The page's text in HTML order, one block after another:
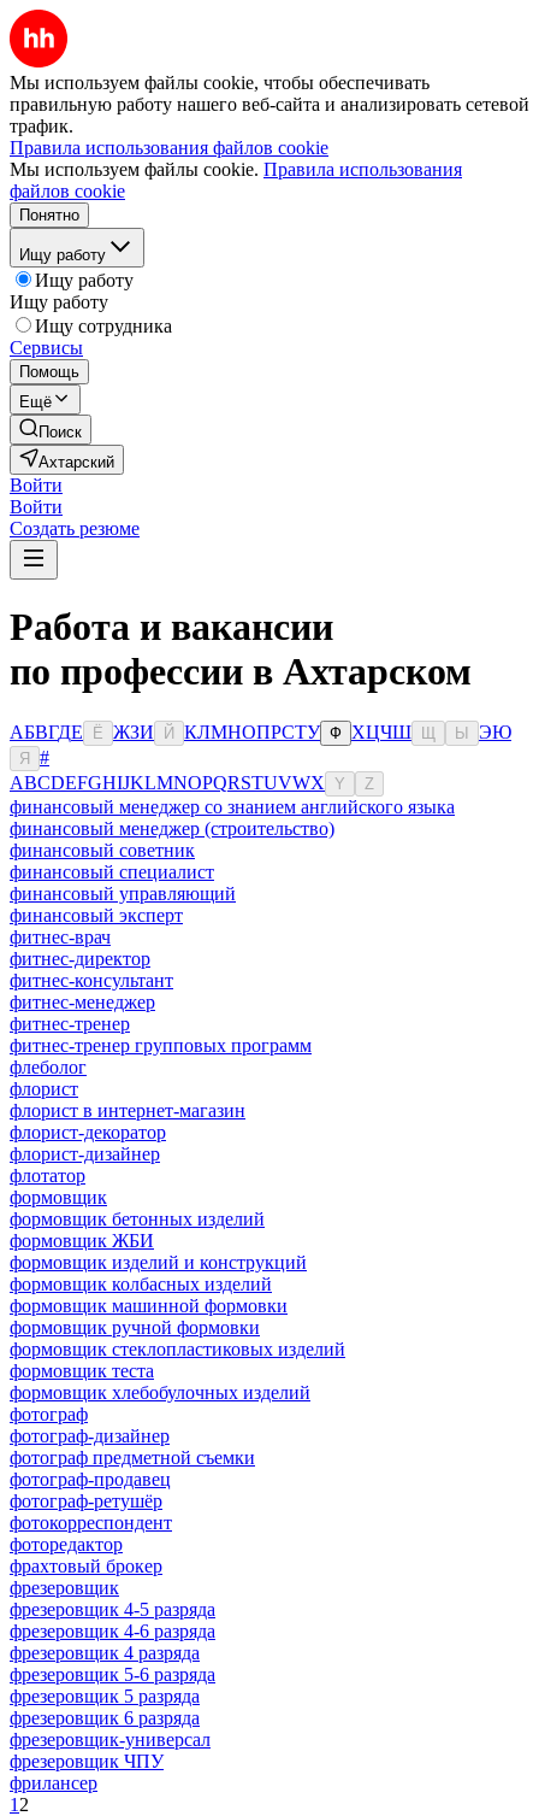
Мы используем файлы cookie, чтобы обеспечивать
правильную работу нашего веб-сайта и анализировать сетевой
трафик.
Правила использования файлов cookie
Мы используем файлы cookie. Правила использования
файлов cookie
Понятно
Ищу работу
Ищу работу
Ищу работу
Ищу сотрудника
Сервисы
Помощь
Ещё
Поиск
Ахтарский
Войти
Войти
Создать резюме
Работа и вакансии
по профессии в Ахтарском
АБВГДЕ Ё ЖЗИ Й КЛМНОПРСТУ Ф ХЦЧШ Ы ЭЮ
Я
#
ABCDEFGHIJKLMNOPQRSTUVWX Y Z
финансовый менеджер со знанием английского языка
финансовый менеджер (строительство)
финансовый советник
финансовый специалист
финансовый управляющий
финансовый эксперт
фитнес-врач
фитнес-директор
фитнес-консультант
фитнес-менеджер
фитнес-тренер
фитнес-тренер групповых программ
флеболог
флорист
флорист в интернет-магазин
флорист-декоратор
флорист-дизайнер
флотатор
формовщик
формовщик бетонных изделий
формовщик ЖБИ
формовщик изделий и конструкций
формовщик колбасных изделий
формовщик машинной формовки
формовщик ручной формовки
формовщик стеклопластиковых изделий
формовщик теста
формовщик хлебобулочных изделий
фотограф
фотограф-дизайнер
фотограф предметной съемки
фотограф-продавец
фотограф-ретушёр
фотокорреспондент
фоторедактор
фрахтовый брокер
фрезеровщик
фрезеровщик 4-5 разряда
фрезеровщик 4-6 разряда
фрезеровщик 4 разряда
фрезеровщик 5-6 разряда
фрезеровщик 5 разряда
фрезеровщик 6 разряда
фрезеровщик-универсал
фрезеровщик ЧПУ
фрилансер
1 2